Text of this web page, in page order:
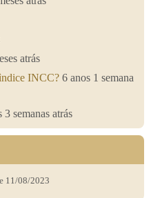
atrás
INCC? 6 anos 1 semana
3 semanas atrás
11/08/2023